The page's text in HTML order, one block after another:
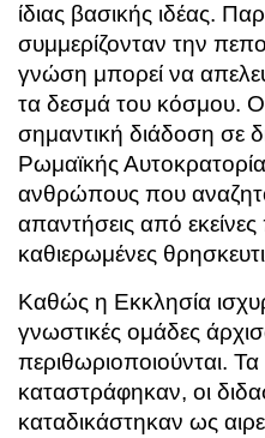
ίδιας βασικής ιδέας.
συμμερίζονταν την
γνώση μπορεί να
τα δεσμά του κόσμου.
σημαντική διάδοση σε
Ρωμαϊκής
ανθρώπους που
απαντήσεις από
καθιερωμένες
Καθώς η Εκκλησία
γνωστικές ομάδες
περιθωριοποιούνται. Τα
καταστράφηκαν, οι
καταδικάστηκαν ως